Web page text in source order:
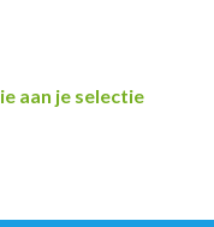
aan je selectie